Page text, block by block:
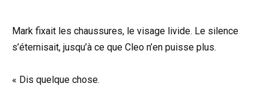
Mark fixait les chaussures, le visage livide. Le silence
s’éternisait, jusqu’à ce que Cleo n’en puisse plus.
« Dis quelque chose.